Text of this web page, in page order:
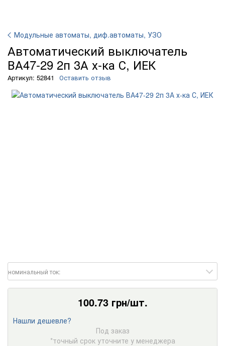
Модульные автоматы, диф.автоматы, УЗО
Автоматичеcкий выключатель
ВА47-29 2п 3А х-ка С, ИЕК
Артикул: 52841 Оставить отзыв
номинальный ток:
100.73грн/шт.
Нашли дешевле?
Под заказ
*точный срок уточните у менеджера